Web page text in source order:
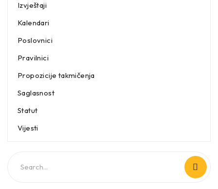
Izvještaji
Kalendari
Poslovnici
Pravilnici
Propozicije takmičenja
Saglasnost
Statut
Vijesti